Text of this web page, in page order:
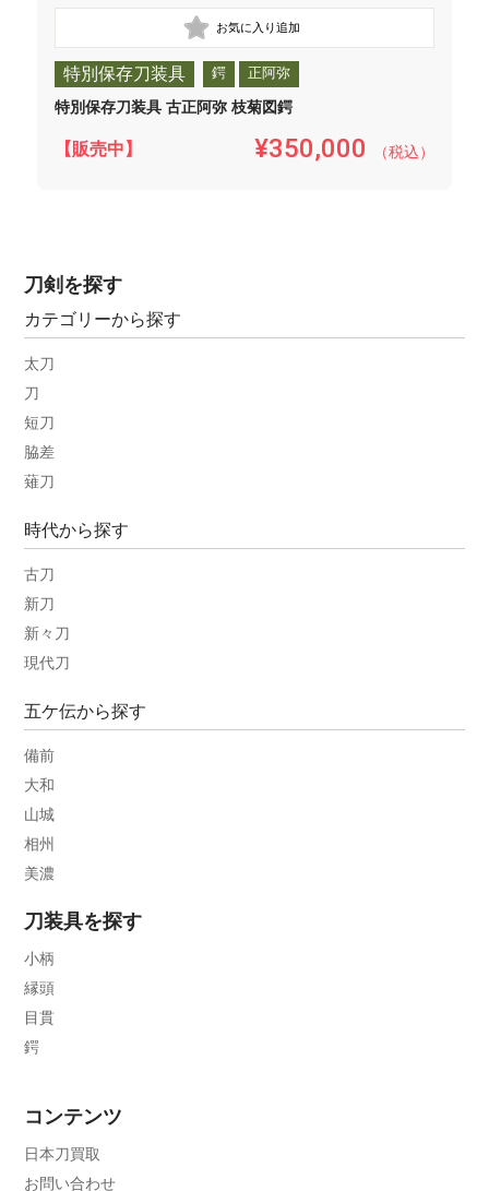
特別保存刀装具 鍔 正阿弥
特別保存刀装具 古正阿弥 枝菊図鍔
【販売中】 ¥350,000 （税込）
刀剣を探す
カテゴリーから探す
太刀
刀
短刀
脇差
薙刀
時代から探す
古刀
新刀
新々刀
現代刀
五ケ伝から探す
備前
大和
山城
相州
美濃
刀装具を探す
小柄
縁頭
目貫
鍔
コンテンツ
日本刀買取
お問い合わせ